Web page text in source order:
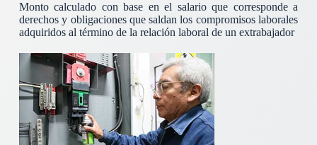
Monto calculado con base en el salario que corresponde a
derechos y obligaciones que saldan los compromisos laborales
adquiridos al término de la relación laboral de un extrabajador